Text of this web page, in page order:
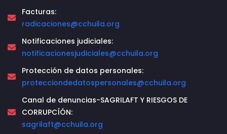
Facturas:
radicaciones@cchuila.org
Notificaciones judiciales:
notificacionesjudiciales@cchuila.org
Protección de datos personales:
protecciondedatospersonales@cchuila.org
Canal de denuncias-SAGRILAFT Y RIESGOS DE
CORRUPCÍÓN:
sagrilaft@cchuila.org